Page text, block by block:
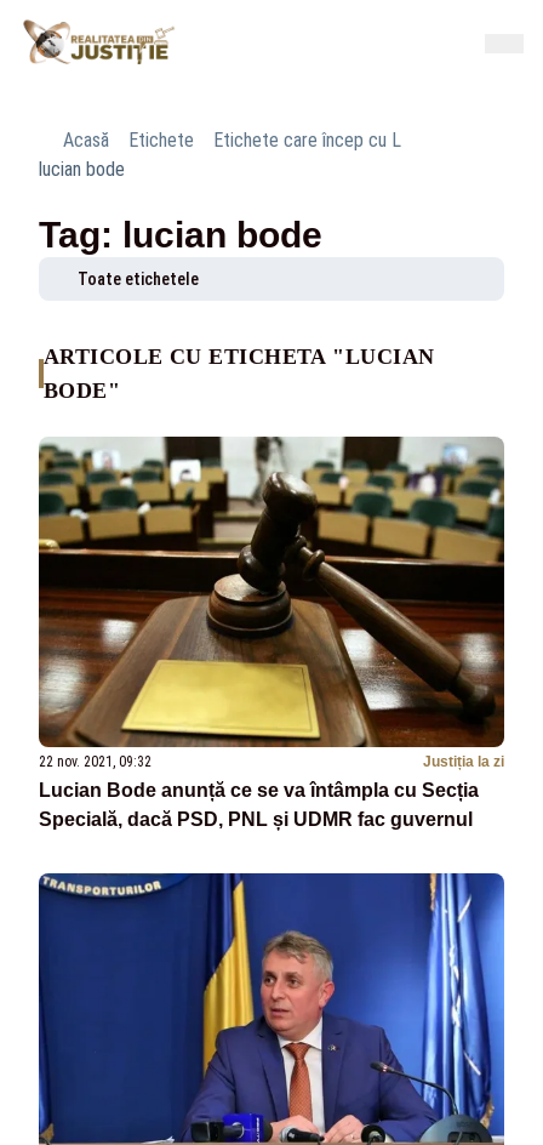
Acasă Etichete
Etichete care încep cu L
lucian bode
Tag: lucian bode
Toate etichetele
ARTICOLE CU ETICHETA "LUCIAN
BODE"
22 nov. 2021, 09:32 Justiția la zi
Lucian Bode anunță ce se va întâmpla cu Secția
Specială, dacă PSD, PNL și UDMR fac guvernul